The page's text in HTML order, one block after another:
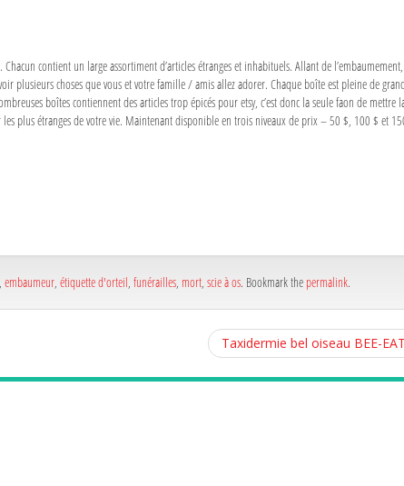
contient un large assortiment d’articles étranges et inhabituels. Allant de
plusieurs choses que vous et votre famille / amis allez adorer. Chaque boîte est pleine de
boîtes contiennent des articles trop épicés pour etsy, c’est donc la seule faon de mettre
plus étranges de votre vie. Maintenant disponible en trois niveaux de prix – 50 $, 100 $ et
embaumeur étiquette d'orteil funérailles mort scie à os. Bookmark the permalink.
Taxidermie bel oiseau BEE-